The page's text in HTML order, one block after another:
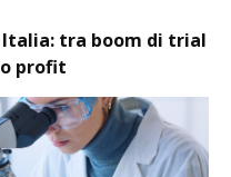
tra boom di trial
profit